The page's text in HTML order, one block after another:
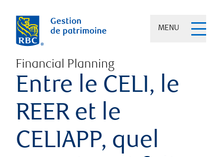
MENU
Financial Planning
Entre le CELI, le
REER et le
CELIAPP, quel